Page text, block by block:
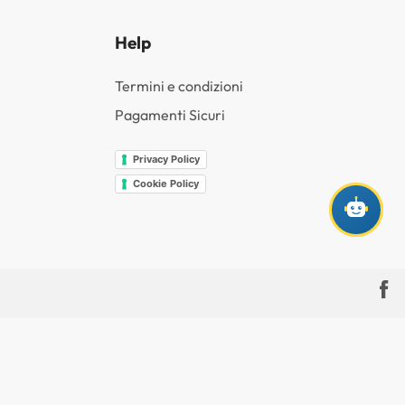
Help
Termini e condizioni
Pagamenti Sicuri
Privacy Policy
Cookie Policy